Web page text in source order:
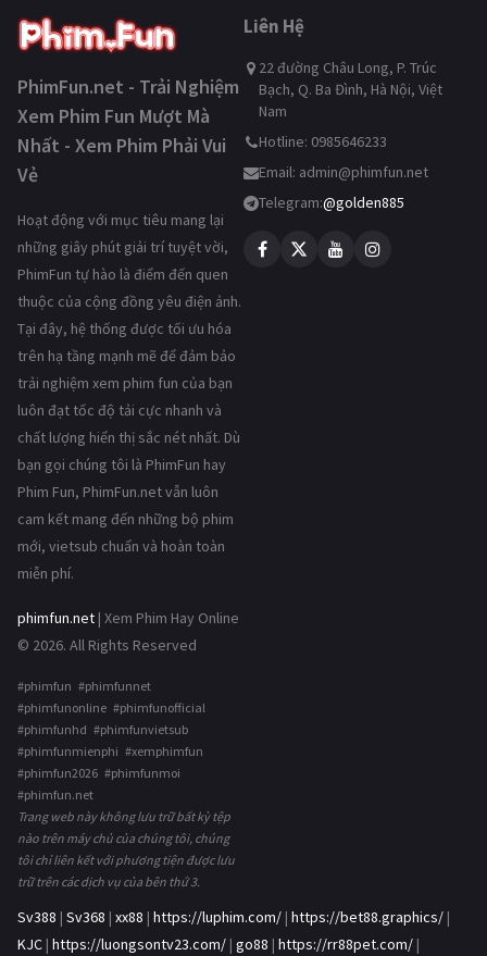
PhimFun.net - Trải Nghiệm
Xem Phim Fun Mượt Mà
Nhất - Xem Phim Phải Vui
Vẻ
Hoạt động với mục tiêu mang lại
những giây phút giải trí tuyệt vời,
PhimFun tự hào là điểm đến quen
thuộc của cộng đồng yêu điện ảnh.
Tại đây, hệ thống được tối ưu hóa
trên hạ tầng mạnh mẽ để đảm bảo
trải nghiệm xem phim fun của bạn
luôn đạt tốc độ tải cực nhanh và
chất lượng hiển thị sắc nét nhất. Dù
bạn gọi chúng tôi là PhimFun hay
Phim Fun, PhimFun.net vẫn luôn
cam kết mang đến những bộ phim
mới, vietsub chuẩn và hoàn toàn
miễn phí.
phimfun.net | Xem Phim Hay Online
© 2026. All Rights Reserved
#phimfun #phimfunnet
#phimfunonline #phimfunofficial
#phimfunhd #phimfunvietsub
#phimfunmienphi #xemphimfun
#phimfun2026 #phimfunmoi
#phimfun.net
Trang web này không lưu trữ bất kỳ tệp
nào trên máy chủ của chúng tôi, chúng
tôi chỉ liên kết với phương tiện được lưu
trữ trên các dịch vụ của bên thứ 3.
Liên Hệ
22 đường Châu Long, P. Trúc
Bạch, Q. Ba Đình, Hà Nội, Việt
Nam
Hotline: 0985646233
Email: admin@phimfun.net
Telegram:@golden885
Sv388 | Sv368 | xx88 | https://luphim.com/ | https://bet88.graphics/ |
KJC | https://luongsontv23.com/ | go88 | https://rr88pet.com/ |